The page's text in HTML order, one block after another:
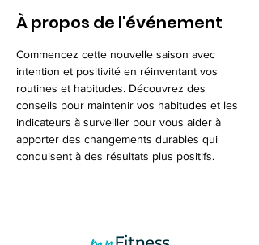
À propos de l'événement
Commencez cette nouvelle saison avec
intention et positivité en réinventant vos
routines et habitudes. Découvrez des
conseils pour maintenir vos habitudes et les
indicateurs à surveiller pour vous aider à
apporter des changements durables qui
conduisent à des résultats plus positifs.